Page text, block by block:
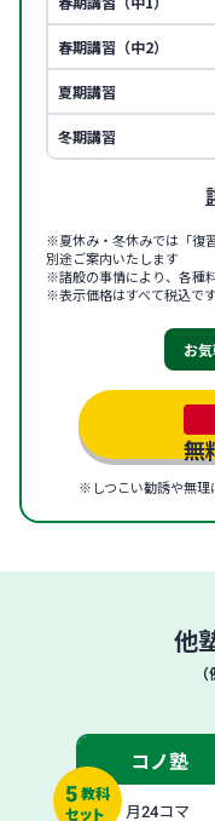
春期講習（中2）
夏期講習
冬期講習
※夏休み・冬休みでは「復
別途ご案内いたします
※諸般の事情により、各種
※表示価格はすべて税込です
お
無
※しつこい勧誘や無理
他
コノ塾
月24コマ
セット
教科
5